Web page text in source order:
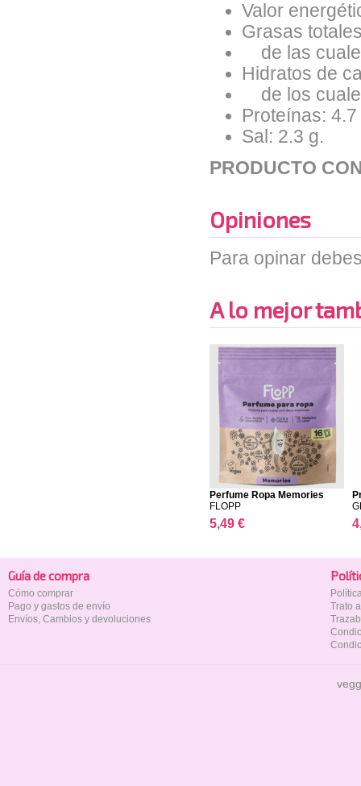
Valor
Grasas
de las
Hidratos de
de los
Proteínas: 4.7
Sal: 2.3 g.
PRODUCTO
Opiniones
Para opinar
A lo mejor
Perfume Ropa Memories
FL...
FLOPP
5,49 €
Guía de compra
Cómo comprar
Pago y gastos de envío
Envíos, Cambios y devoluciones
Trato